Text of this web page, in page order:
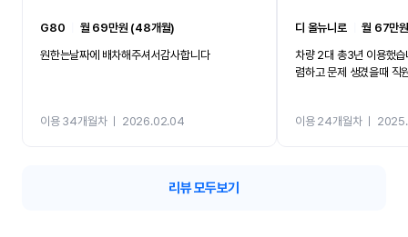
G80
월 69만원 (48개월)
원한는날짜에 배차해주셔서감사합니다
이용 34개월차ㅣ 2026.02.04
디 올뉴니로ㅣ월 67만
차량 2대 총3년 이용했
렴하고 문제 생겼을때 직
이용 24개월차ㅣ
리뷰 모두보기